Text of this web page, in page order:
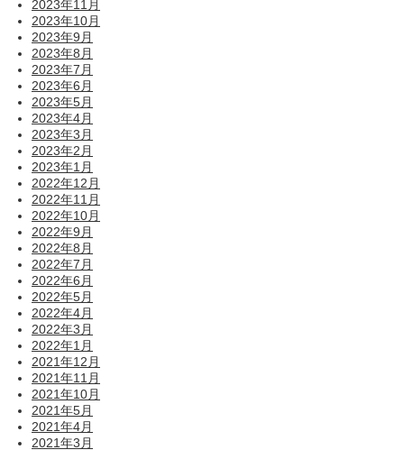
2023年11月
2023年10月
2023年9月
2023年8月
2023年7月
2023年6月
2023年5月
2023年4月
2023年3月
2023年2月
2023年1月
2022年12月
2022年11月
2022年10月
2022年9月
2022年8月
2022年7月
2022年6月
2022年5月
2022年4月
2022年3月
2022年1月
2021年12月
2021年11月
2021年10月
2021年5月
2021年4月
2021年3月